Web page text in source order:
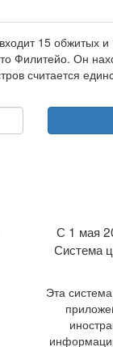
входит 15 обжитых
Филитейо. Он
считается
С 1 мая
Система
Эта